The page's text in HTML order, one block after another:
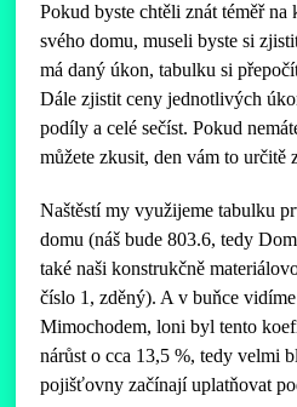
Pokud byste chtěli znát téměř na
svého domu, museli byste si
má daný úkon, tabulku si
Dále zjistit ceny jednotlivých
podíly a celé sečíst. Pokud
můžete zkusit, den vám to určitě
Naštěstí my využijeme tabulku
domu (náš bude 803.6, tedy
také naši konstrukčně
číslo 1, zděný). A v buňce
Mimochodem, loni byl tento
nárůst o cca 13,5 %, tedy velmi
pojišťovny začínají uplatňovat